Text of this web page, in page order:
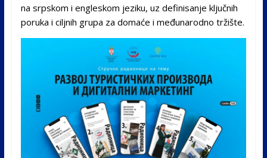
na srpskom i engleskom jeziku, uz definisanje ključnih
poruka i ciljnih grupa za domaće i međunarodno tržište.